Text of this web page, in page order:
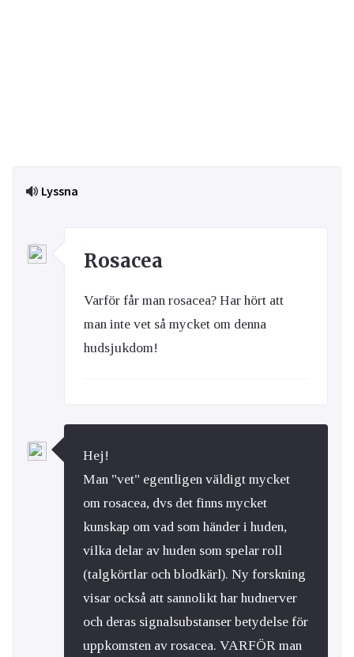
Lyssna
Rosacea
Varför får man rosacea? Har hört att
man inte vet så mycket om denna
hudsjukdom!
Hej!
Man "vet" egentligen väldigt mycket
om rosacea, dvs det finns mycket
kunskap om vad som händer i huden,
vilka delar av huden som spelar roll
(talgkörtlar och blodkärl). Ny forskning
visar också att sannolikt har hudnerver
och deras signalsubstanser betydelse för
uppkomsten av rosacea. VARFÖR man